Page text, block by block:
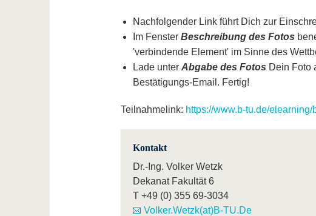
Nachfolgender Link führt Dich zur
Im Fenster Beschreibung des Fotos
'verbindende Element' im Sinne des
Lade unter Abgabe des Fotos Dein Foto
Bestätigungs-Email. Fertig!
Teilnahmelink: https://www.b-tu.de/
Kontakt
Dr.-Ing. Volker Wetzk
Dekanat Fakultät 6
T +49 (0) 355 69-3034
Volker.Wetzk(at)B-TU.De